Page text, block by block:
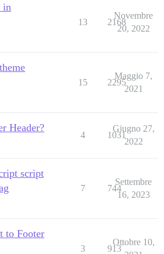
in
13 2168
Novembre
20, 2022
15 2295
Maggio 7,
2021
Header?
4 1031
Giugno 27,
2022
script
7 744
Settembre
16, 2023
to Footer
3 913
Ottobre 10,